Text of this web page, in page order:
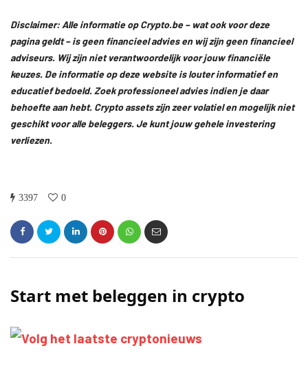
Disclaimer: Alle informatie op Crypto.be – wat ook voor deze
pagina geldt – is geen financieel advies en wij zijn geen financieel
adviseurs. Wij zijn niet verantwoordelijk voor jouw financiële
keuzes. De informatie op deze website is louter informatief en
educatief bedoeld. Zoek professioneel advies indien je daar
behoefte aan hebt. Crypto assets zijn zeer volatiel en mogelijk niet
geschikt voor alle beleggers. Je kunt jouw gehele investering
verliezen.
3397 0
Start met beleggen in crypto